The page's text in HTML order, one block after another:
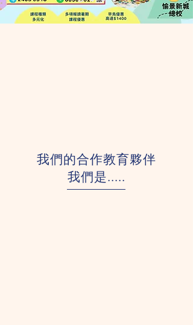
我們的合作教育夥伴
我們是.....